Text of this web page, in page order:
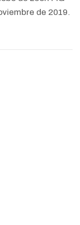
de 2019.